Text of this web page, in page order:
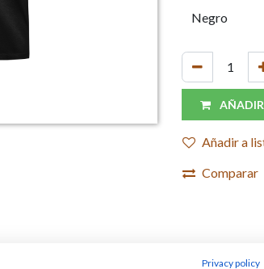
Añadir a
Comparar
Privacy policy